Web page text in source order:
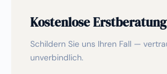
Kostenlose Erstberatung
Schildern Sie uns Ihren Fall —
unverbindlich.